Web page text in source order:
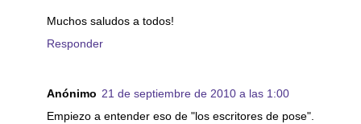
Muchos saludos a todos!
Responder
Anónimo 21 de septiembre de 2010 a las 1:00
Empiezo a entender eso de "los escritores de pose".